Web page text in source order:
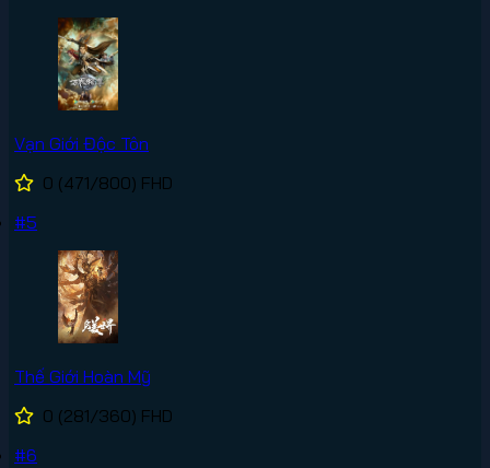
Vạn Giới Độc Tôn
0 (471/800) FHD
#5
Thế Giới Hoàn Mỹ
0 (281/360) FHD
#6